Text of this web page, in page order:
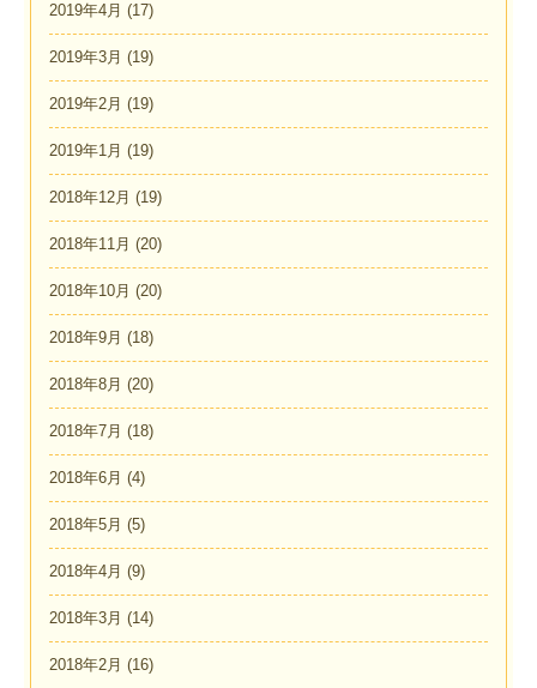
2019年4月 (17)
2019年3月 (19)
2019年2月 (19)
2019年1月 (19)
2018年12月 (19)
2018年11月 (20)
2018年10月 (20)
2018年9月 (18)
2018年8月 (20)
2018年7月 (18)
2018年6月 (4)
2018年5月 (5)
2018年4月 (9)
2018年3月 (14)
2018年2月 (16)